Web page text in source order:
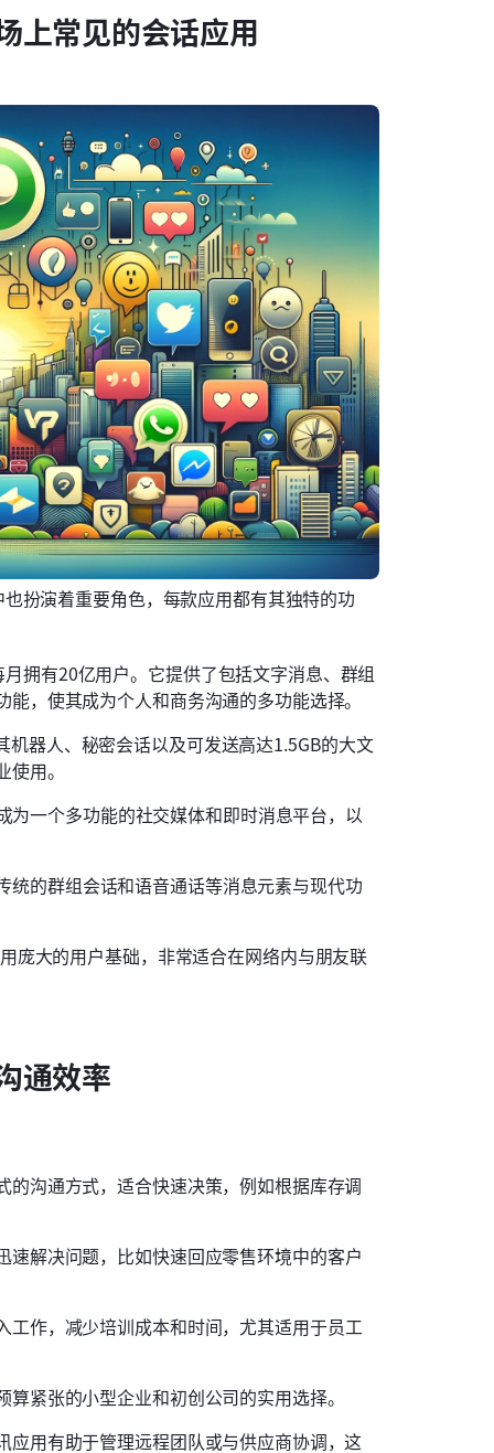
上常见的会话应用
扮演着重要角色，每款应用都有其独特的功
拥有20亿用户。它提供了包括文字消息、群组
，使其成为个人和商务沟通的多功能选择。
器人、秘密会话以及可发送高达1.5GB的大文
用。
一个多功能的社交媒体和即时消息平台，以
的群组会话和语音通话等消息元素与现代功
庞大的用户基础，非常适合在网络内与朋友联
通效率
沟通方式，适合快速决策，例如根据库存调
解决问题，比如快速回应零售环境中的客户
作，减少培训成本和时间，尤其适用于员工
紧张的小型企业和初创公司的实用选择。
用有助于管理远程团队或与供应商协调，这